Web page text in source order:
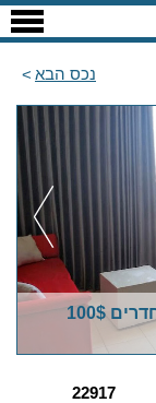
נכס הבא
בת ים דירה להשכרה לתקופה קצרה 2 חדרים 100$
22917